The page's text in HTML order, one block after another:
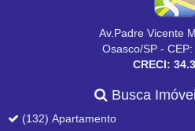
Av.Padre Vicente
Osasco/
CRECI:
Busca
(132) Apartamento